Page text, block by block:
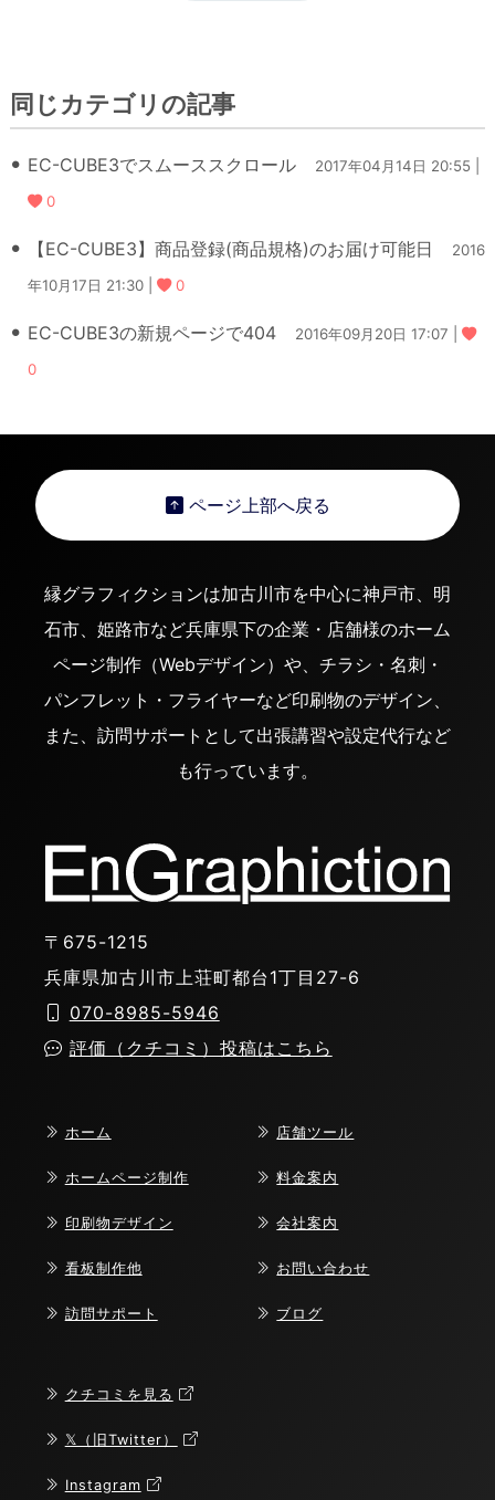
同じカテゴリの記事
EC-CUBE3でスムーススクロール
2017年04月14日 20:55 |
0
【EC-CUBE3】商品登録(商品規格)のお届け可能日
2016
年10月17日 21:30 |
0
EC-CUBE3の新規ページで404
2016年09月20日 17:07 |
0
ページ上部へ戻る
縁グラフィクションは加古川市を中心に神戸市、明
石市、姫路市など兵庫県下の企業・店舗様のホーム
ページ制作（Webデザイン）や、チラシ・名刺・
パンフレット・フライヤーなど印刷物のデザイン、
また、訪問サポートとして出張講習や設定代行など
も行っています。
〒675-1215
兵庫県加古川市上荘町都台1丁目27-6
070-8985-5946
評価（クチコミ）投稿はこちら
ホーム
ホームページ制作
印刷物デザイン
看板制作他
訪問サポート
店舗ツール
料金案内
会社案内
お問い合わせ
ブログ
クチコミを見る
𝕏（旧Twitter）
Instagram